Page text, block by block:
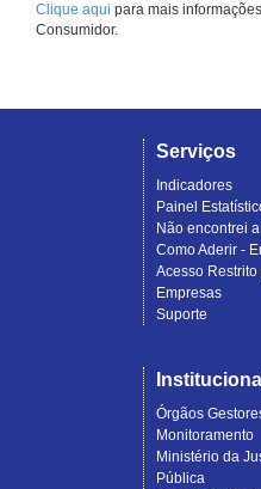
Clique aqui para mais
Consumidor.
Serviços
Indicadores
Painel
Não encontrei
Como Aderir -
Acesso
Empresas
Suporte
Institucional
Órgãos
Monitoramento
Ministério da
Pública